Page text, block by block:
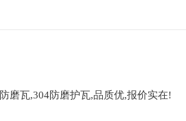
磨瓦,304防磨护瓦,品质优,报价实在!